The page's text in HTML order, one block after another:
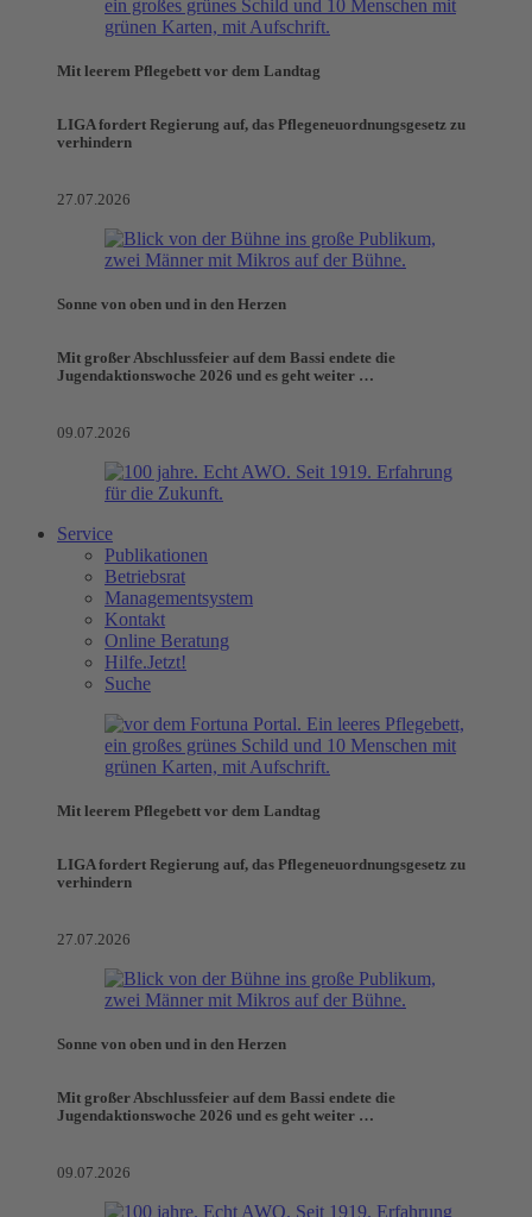
Mit leerem Pflegebett vor dem Landtag
LIGA fordert Regierung auf, das Pflegeneuordnungsgesetz zu
verhindern
27.07.2026
Sonne von oben und in den Herzen
Mit großer Abschlussfeier auf dem Bassi endete die
Jugendaktionswoche 2026 und es geht weiter …
09.07.2026
Service
Publikationen
Betriebsrat
Managementsystem
Kontakt
Online Beratung
Hilfe.Jetzt!
Suche
Mit leerem Pflegebett vor dem Landtag
LIGA fordert Regierung auf, das Pflegeneuordnungsgesetz zu
verhindern
27.07.2026
Sonne von oben und in den Herzen
Mit großer Abschlussfeier auf dem Bassi endete die
Jugendaktionswoche 2026 und es geht weiter …
09.07.2026